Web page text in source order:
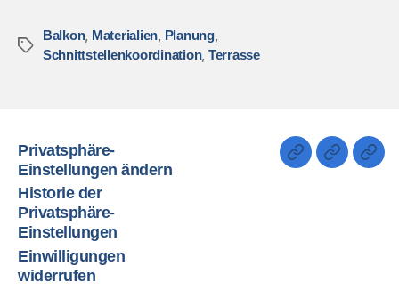
Balkon, Materialien, Planung,
Schnittstellenkoordination, Terrasse
Privatsphäre-
Einstellungen ändern
Historie der
Privatsphäre-
Einstellungen
Einwilligungen
widerrufen